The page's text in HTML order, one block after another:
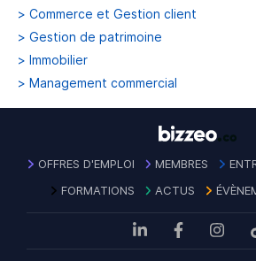
> Commerce et Gestion client
> Gestion de patrimoine
> Immobilier
> Management commercial
OFFRES D'EMPLOI MEMBRES
FORMATIONS
ACTUS